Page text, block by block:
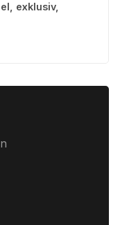
exklusiv,